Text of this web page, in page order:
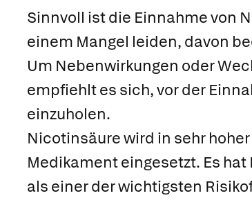
Sinnvoll ist die Einnahme von
einem Mangel leiden, davon
Um Nebenwirkungen oder
empfiehlt es sich, vor der
einzuholen.
Nicotinsäure wird in sehr
Medikament eingesetzt. Es
als einer der wichtigsten